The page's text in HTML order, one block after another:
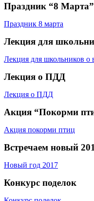
Праздник “8 Марта”
Праздник 8 марта
Лекция для
Лекция для школьников о
Лекция о ПДД
Лекция о ПДД
Акция “Покорми
Акция покорми птиц
Встречаем новый
Новый год 2017
Конкурс поделок